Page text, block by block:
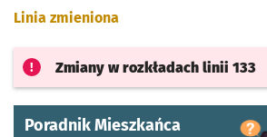
Linia zmieniona
Zmiany w rozkładach linii 133
Poradnik Mieszkańca